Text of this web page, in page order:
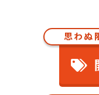
思わぬ